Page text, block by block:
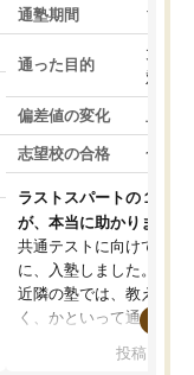
通塾期間 1～3
通った目的
大学
対策
偏差値の変化
志望校の合格 合格
ラストスパートの１か月
が、本当に助かりました
共通テストに向けての追
に、入塾しました。田舎
近隣の塾では、教えても
く、かといって通うには
可能なので本当に助か
投稿日：